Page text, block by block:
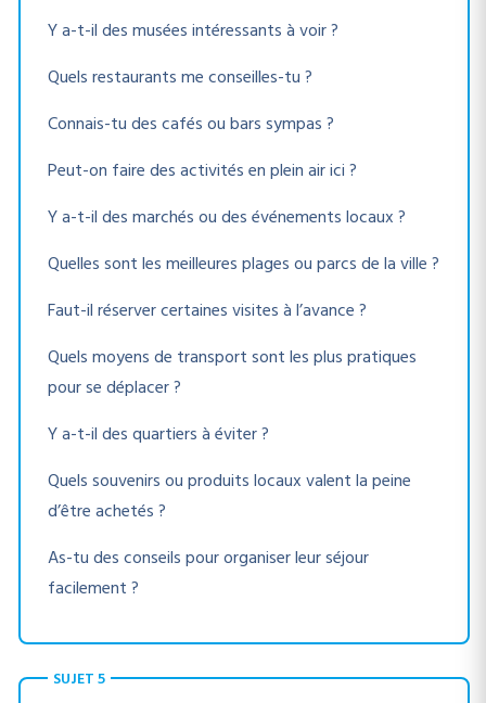
Y a-t-il des musées intéressants à voir ?
Quels restaurants me conseilles-tu ?
Connais-tu des cafés ou bars sympas ?
Peut-on faire des activités en plein air ici ?
Y a-t-il des marchés ou des événements locaux ?
Quelles sont les meilleures plages ou parcs de la ville ?
Faut-il réserver certaines visites à l’avance ?
Quels moyens de transport sont les plus pratiques
pour se déplacer ?
Y a-t-il des quartiers à éviter ?
Quels souvenirs ou produits locaux valent la peine
d’être achetés ?
As-tu des conseils pour organiser leur séjour
facilement ?
SUJET 5